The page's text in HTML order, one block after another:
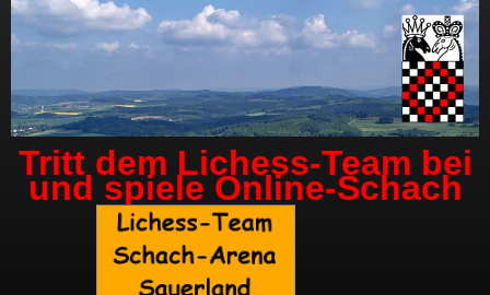
Tritt dem Lichess-Team bei
und spiele Online-Schach